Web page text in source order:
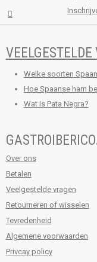
VEELGESTELDE
Welke soorten
Hoe Spaanse ham
Wat is Pata Negra?
Over ons
Betalen
Veelgestelde vragen
Retourneren of wisselen
Tevredenheid
Algemene voorwaarden
Privcay policy